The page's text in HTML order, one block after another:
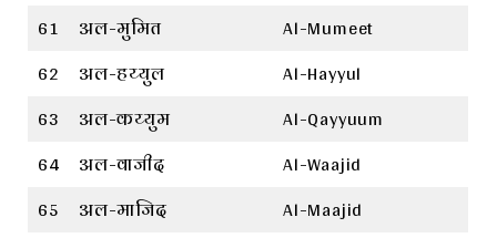
61
अल-मुमित
Al-Mumeet
62
अल-हय्युल
Al-Hayyul
63
अल-कय्युम
Al-Qayyuum
64
अल-वाजीद
Al-Waajid
65
अल-माजिद
Al-Maajid